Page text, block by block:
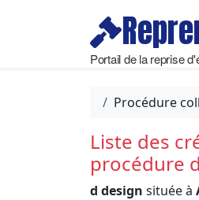
Portail de la reprise
Procédure
Liste des
procédure
d design située à